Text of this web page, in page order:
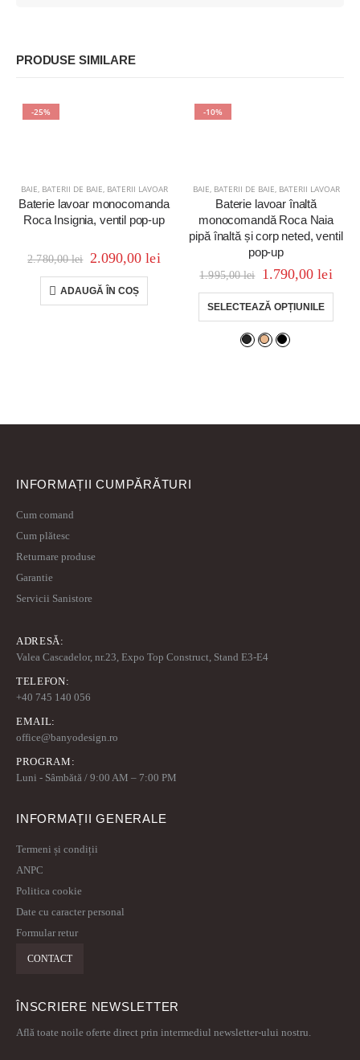
PRODUSE SIMILARE
-25%
BAIE, BATERII DE BAIE, BATERII LAVOAR
Baterie lavoar monocomanda
Roca Insignia, ventil pop-up
2.780,00lei 2.090,00lei
ADAUGĂ ÎN COȘ
-10%
BAIE, BATERII DE BAIE, BATERII LAVOAR
Baterie lavoar înaltă
monocomandă Roca Naia
pipă înaltă și corp neted, ventil
pop-up
1.995,00lei 1.790,00lei
SELECTEAZĂ OPȚIUNILE
INFORMAȚII CUMPĂRĂTURI
Cum comand
Cum plătesc
Returnare produse
Garantie
Servicii Sanistore
ADRESĂ:
Valea Cascadelor, nr.23, Expo Top Construct, Stand E3-E4
TELEFON:
+40 745 140 056
EMAIL:
office@banyodesign.ro
PROGRAM:
Luni - Sâmbătă / 9:00 AM – 7:00 PM
INFORMAȚII GENERALE
Termeni și condiții
ANPC
Politica cookie
Date cu caracter personal
Formular retur
CONTACT
ÎNSCRIERE NEWSLETTER
Află toate noile oferte direct prin intermediul newsletter-ului nostru.